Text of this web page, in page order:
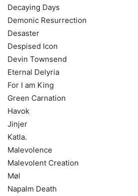
Decaying Days
Demonic Resurrection
Desaster
Despised Icon
Devin Townsend
Eternal Delyria
For I am King
Green Carnation
Havok
Jinjer
Katla.
Malevolence
Malevolent Creation
Møl
Napalm Death